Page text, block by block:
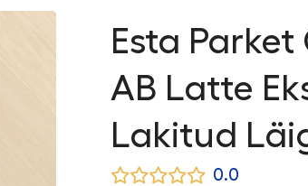
Esta
AB Latte
Lakitud
0.0